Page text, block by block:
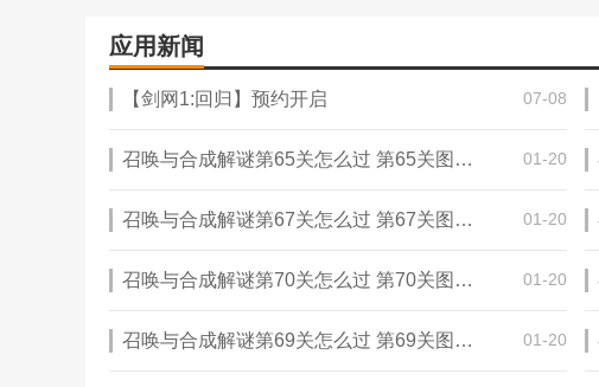
应用新闻
【剑网1:回归】预约开启 07-08
召唤与合成解谜第65关怎么过 第65关图文通关攻略 01-20
召唤与合成解谜第67关怎么过 第67关图文通关攻略 01-20
召唤与合成解谜第70关怎么过 第70关图文通关攻略 01-20
召唤与合成解谜第69关怎么过 第69关图文通关攻略 01-20